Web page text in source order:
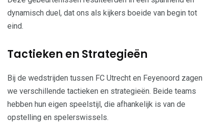
dynamisch duel, dat ons als kijkers boeide van begin tot
eind.
Tactieken en Strategieën
Bij de wedstrijden tussen FC Utrecht en Feyenoord zagen
we verschillende tactieken en strategieën. Beide teams
hebben hun eigen speelstijl, die afhankelijk is van de
opstelling en spelerswissels.